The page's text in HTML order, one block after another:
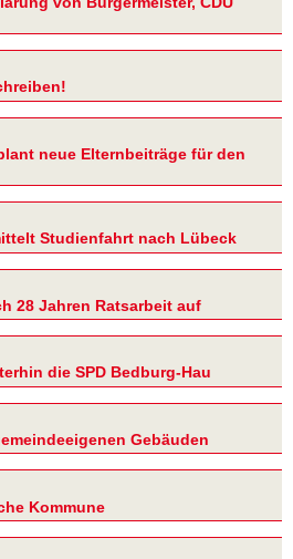
neue Elternbeiträge für den
Studienfahrt nach Lübeck
28 Jahren Ratsarbeit auf
die SPD Bedburg-Hau
Gebäuden
Kommune